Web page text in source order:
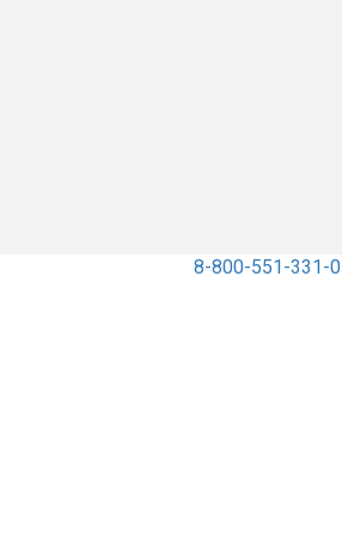
8-800-551-331-0